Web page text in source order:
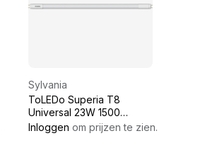
Sylvania
ToLEDo Superia T8
Universal 23W 1500
3600LM 840
Inloggen om prijzen te zien.